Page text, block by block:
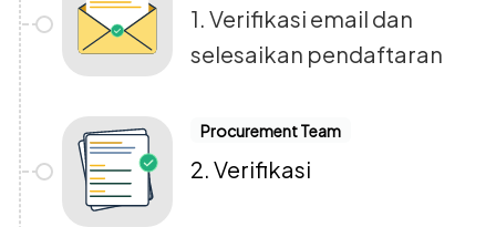
1. Verifikasi email dan
selesaikan pendaftaran
Procurement Team
2. Verifikasi